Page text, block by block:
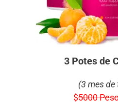
3 Potes de
(3 mes de
$5000